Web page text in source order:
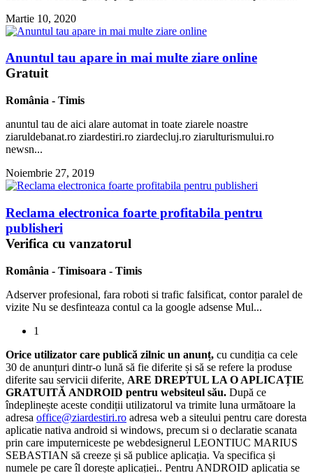
Martie 10, 2020
Anuntul tau apare in mai multe ziare online
Gratuit
România - Timis
anuntul tau de aici alare automat in toate ziarele noastre
ziaruldebanat.ro ziardestiri.ro ziardecluj.ro ziarulturismului.ro
newsn...
Noiembrie 27, 2019
Reclama electronica foarte profitabila pentru
publisheri
Verifica cu vanzatorul
România - Timisoara - Timis
Adserver profesional, fara roboti si trafic falsificat, contor paralel de
vizite Nu se desfinteaza contul ca la google adsense Mul...
1
Orice utilizator care publică zilnic un anunț, cu cundiția ca cele
30 de anunțuri dintr-o lună să fie diferite și să se refere la produse
diferite sau servicii diferite, ARE DREPTUL LA O APLICAȚIE
GRATUITĂ ANDROID pentru websiteul său. După ce
îndeplinește aceste condiții utilizatorul va trimite luna următoare la
adresa office@ziardestiri.ro adresa web a siteului pentru care doresta
aplicatie nativa android si windows, precum si o declaratie scanata
prin care imputerniceste pe webdesignerul LEONTIUC MARIUS
SEBASTIAN să creeze și să publice aplicația. Va specifica și
numele pe care îl dorește aplicației.. Pentru ANDROID aplicatia se